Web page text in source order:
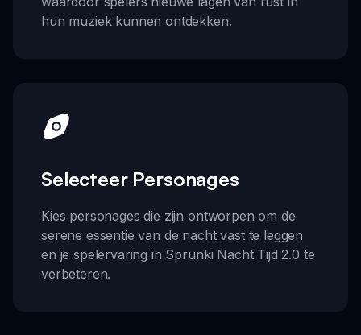
hun muziek kunnen ontdekken.
Selecteer Personages
Kies personages die zijn ontworpen om de
serene essentie van de nacht vast te leggen
en je spelervaring in Sprunki Nacht Tijd 2.0 te
verbeteren.